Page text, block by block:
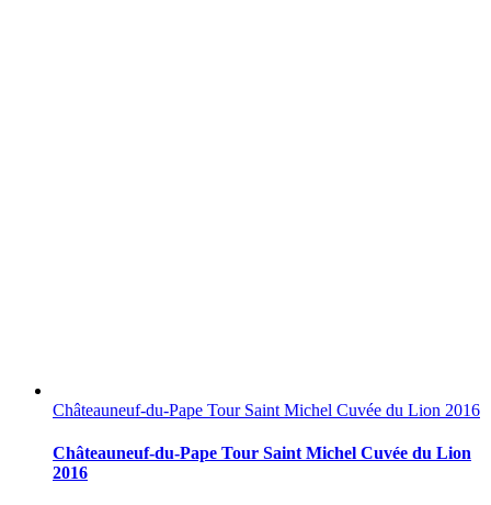
Châteauneuf-du-Pape Tour Saint Michel Cuvée du Lion 2016
Châteauneuf-du-Pape Tour Saint Michel Cuvée du Lion
2016